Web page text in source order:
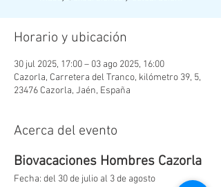
Horario y ubicación
30 jul 2025, 17:00 – 03 ago 2025, 16:00
Cazorla, Carretera del Tranco, kilómetro 39, 5,
23476 Cazorla, Jaén, España
Acerca del evento
Biovacaciones Hombres Cazorla
Fecha: del 30 de julio al 3 de agosto